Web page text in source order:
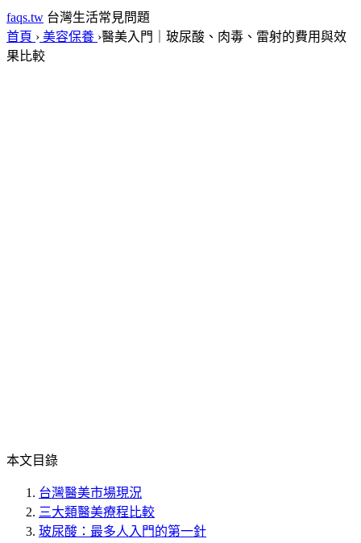
faqs.tw 台灣生活常見問題
首頁 › 美容保養 ›醫美入門｜玻尿酸、肉毒、雷射的費用與效
果比較
本文目錄
台灣醫美市場現況
三大類醫美療程比較
玻尿酸：最多人入門的第一針